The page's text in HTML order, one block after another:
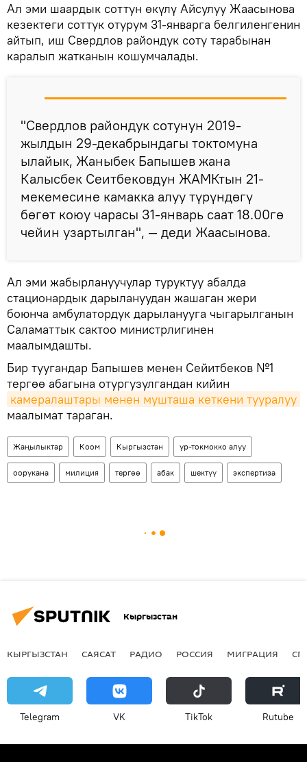
Ал эми шаардык соттун өкүлү Айсулуу Жаасынова
кезектеги соттук отурум 31-январга белгиленгенин
айтып, иш Свердлов райондук соту тарабынан
каралып жатканын кошумчалады.
"Свердлов райондук сотунун 2019-
жылдын 29-декабрындагы токтомуна
ылайык, Жаныбек Бапышев жана
Калысбек Сеитбековдун ЖАМКтын 21-
мекемесине камакка алуу түрүндөгү
бөгөт коюу чарасы 31-январь саат 18.00гө
чейин узартылган", — деди Жаасынова.
Ал эми жабырлануучулар туруктуу абалда
стационардык дарылануудан жашаган жери
боюнча амбулатордук дарыланууга чыгарылганын
Саламаттык сактоо министрлигинен
маалымдашты.
Бир туугандар Бапышев менен Сейитбеков №1
тергөө абагына отургузулгандан кийин
камералаштары менен мушташа кеткени тууралуу
маалымат тараган.
Жаңылыктар Коом Кыргызстан ур-токмокко алуу
оорукана милиция тергөө абак шектүү экспертиза
Кыргызстан
КЫРГЫЗСТАН САЯСАТ РАДИО РОССИЯ МИГРАЦИЯ
Telegram VK ТikТоk Rutube